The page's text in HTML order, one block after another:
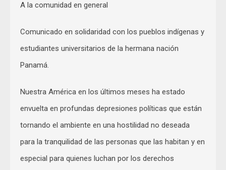
A la comunidad en general
Comunicado en solidaridad con los pueblos indígenas y
estudiantes universitarios de la hermana nación
Panamá.
Nuestra América en los últimos meses ha estado
envuelta en profundas depresiones políticas que están
tornando el ambiente en una hostilidad no deseada
para la tranquilidad de las personas que las habitan y en
especial para quienes luchan por los derechos